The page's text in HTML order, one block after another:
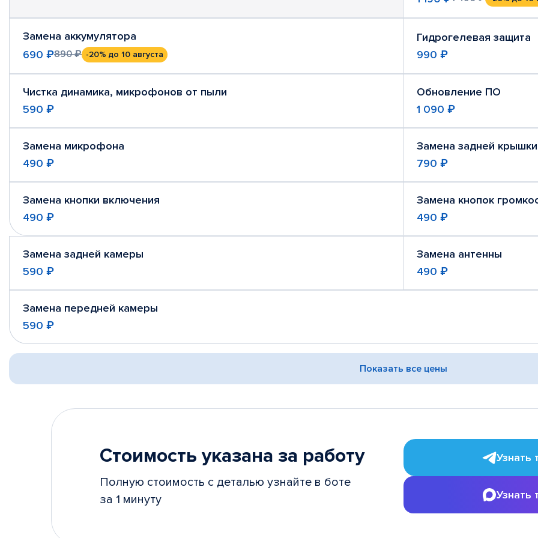
Замена аккумулятора
690 ₽890 ₽ -20% до 10 августа
Гидрогелевая защита
990 ₽
Чистка динамика, микрофонов от пыли
590 ₽
Обновление ПО
1 090 ₽
Замена микрофона
490 ₽
Замена задней крышки
790 ₽
Замена кнопки включения
490 ₽
Замена кнопок
490 ₽
Замена задней камеры
590 ₽
Замена антенны
490 ₽
Замена передней камеры
590 ₽
Показать все цены
Стоимость указана за работу
Полную стоимость с деталью узнайте в боте
за 1 минуту
Узнать
Узнать